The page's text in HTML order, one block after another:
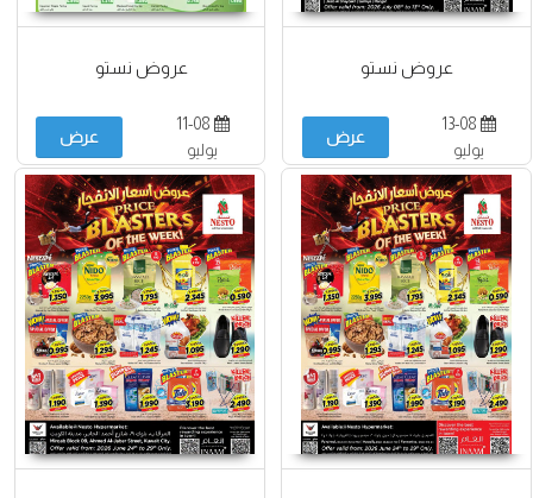
عروض نستو
13-08
يوليو
عرض
عروض نستو
11-08
يوليو
عرض